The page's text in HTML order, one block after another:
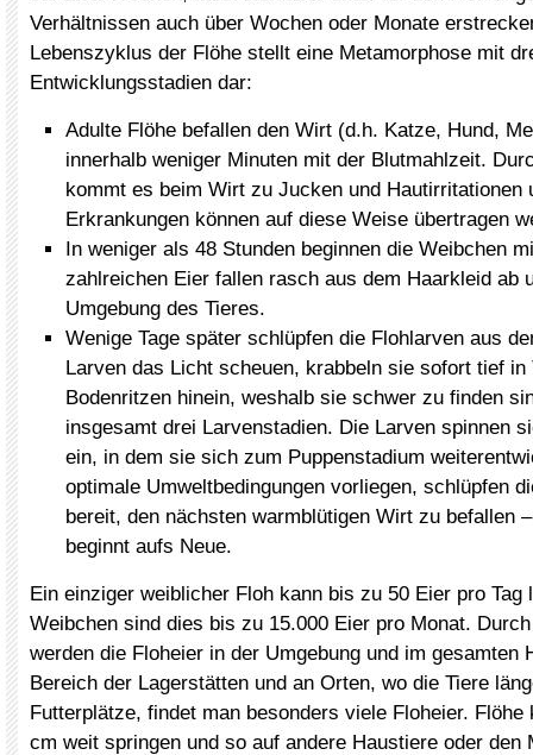
Verhältnissen auch über Wochen oder Monate
Lebenszyklus der Flöhe stellt eine Metamorphose mit
Entwicklungsstadien dar:
Adulte Flöhe befallen den Wirt (d.h. Katze, Hund,
innerhalb weniger Minuten mit der Blutmahlzeit.
kommt es beim Wirt zu Jucken und Hautirritationen
Erkrankungen können auf diese Weise übertragen
In weniger als 48 Stunden beginnen die Weibchen
zahlreichen Eier fallen rasch aus dem Haarkleid ab
Umgebung des Tieres.
Wenige Tage später schlüpfen die Flohlarven aus
Larven das Licht scheuen, krabbeln sie sofort tief in
Bodenritzen hinein, weshalb sie schwer zu finden
insgesamt drei Larvenstadien. Die Larven spinnen
ein, in dem sie sich zum Puppenstadium
optimale Umweltbedingungen vorliegen, schlüpfen
bereit, den nächsten warmblütigen Wirt zu befallen
beginnt aufs Neue.
Ein einziger weiblicher Floh kann bis zu 50 Eier pro Tag
Weibchen sind dies bis zu 15.000 Eier pro Monat.
werden die Floheier in der Umgebung und im gesamten
Bereich der Lagerstätten und an Orten, wo die Tiere
Futterplätze, findet man besonders viele Floheier. Flöhe
cm weit springen und so auf andere Haustiere oder den